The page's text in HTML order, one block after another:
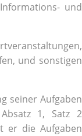
und
und sonstigen
seiner Aufgaben
1, Satz 2
er die Aufgaben